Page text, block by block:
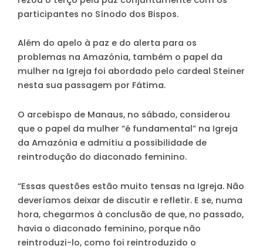
participantes no Sínodo dos Bispos.
Além do apelo à paz e do alerta para os
problemas na Amazónia, também o papel da
mulher na Igreja foi abordado pelo cardeal Steiner
nesta sua passagem por Fátima.
O arcebispo de Manaus, no sábado, considerou
que o papel da mulher “é fundamental” na Igreja
da Amazónia e admitiu a possibilidade de
reintrodução do diaconado feminino.
“Essas questões estão muito tensas na Igreja. Não
deveríamos deixar de discutir e refletir. E se, numa
hora, chegarmos à conclusão de que, no passado,
havia o diaconado feminino, porque não
reintroduzi-lo, como foi reintroduzido o